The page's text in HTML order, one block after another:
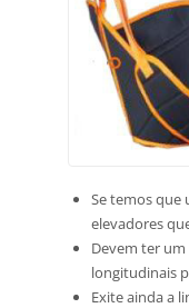
Se temos que
elevadores
Devem ter
longitudinais
Exite ainda a